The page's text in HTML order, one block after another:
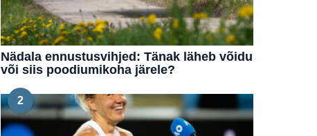
Nädala ennustusvihjed: Tänak läheb võidu
või siis poodiumikoha järele?
2